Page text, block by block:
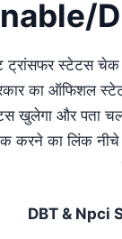
ट्रांसफर
का ऑफिशल
खुलेगा और पता
का लिंक नीचे
DBT & Npci